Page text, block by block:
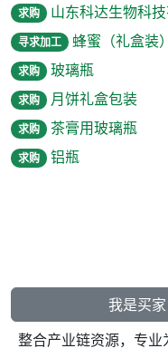
求购 山东科达生物科
寻求加工 蜂蜜（礼盒装
求购 玻璃瓶
求购 月饼礼盒包装
求购 茶膏用玻璃瓶
求购 铝瓶
我是买
整合产业链资源，专业